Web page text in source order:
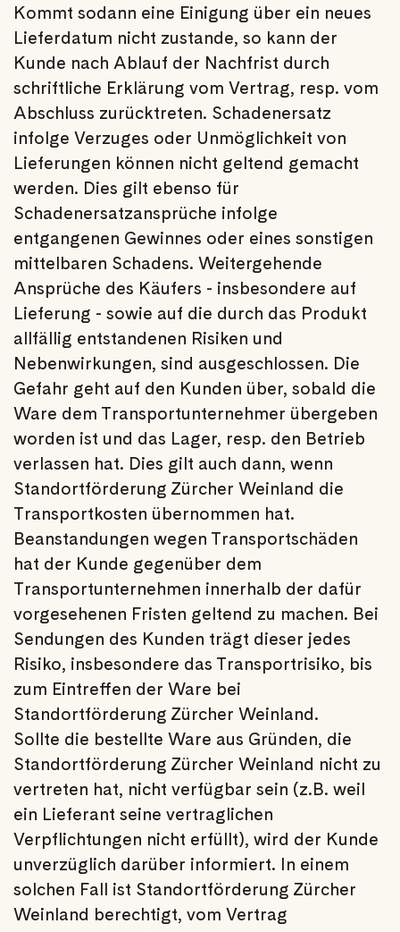
Kommt sodann eine Einigung über ein neues
Lieferdatum nicht zustande, so kann der
Kunde nach Ablauf der Nachfrist durch
schriftliche Erklärung vom Vertrag, resp. vom
Abschluss zurücktreten. Schadenersatz
infolge Verzuges oder Unmöglichkeit von
Lieferungen können nicht geltend gemacht
werden. Dies gilt ebenso für
Schadenersatzansprüche infolge
entgangenen Gewinnes oder eines sonstigen
mittelbaren Schadens. Weitergehende
Ansprüche des Käufers - insbesondere auf
Lieferung - sowie auf die durch das Produkt
allfällig entstandenen Risiken und
Nebenwirkungen, sind ausgeschlossen. Die
Gefahr geht auf den Kunden über, sobald die
Ware dem Transportunternehmer übergeben
worden ist und das Lager, resp. den Betrieb
verlassen hat. Dies gilt auch dann, wenn
Standortförderung Zürcher Weinland die
Transportkosten übernommen hat.
Beanstandungen wegen Transportschäden
hat der Kunde gegenüber dem
Transportunternehmen innerhalb der dafür
vorgesehenen Fristen geltend zu machen. Bei
Sendungen des Kunden trägt dieser jedes
Risiko, insbesondere das Transportrisiko, bis
zum Eintreffen der Ware bei
Standortförderung Zürcher Weinland.
Sollte die bestellte Ware aus Gründen, die
Standortförderung Zürcher Weinland nicht zu
vertreten hat, nicht verfügbar sein (z.B. weil
ein Lieferant seine vertraglichen
Verpflichtungen nicht erfüllt), wird der Kunde
unverzüglich darüber informiert. In einem
solchen Fall ist Standortförderung Zürcher
Weinland berechtigt, vom Vertrag